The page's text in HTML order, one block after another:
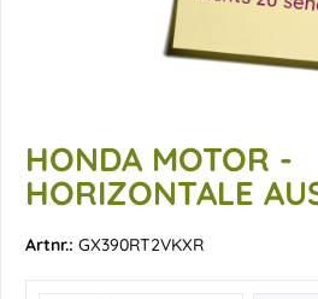
HONDA MOTOR -
HORIZONTALE
Artnr.: GX390RT2VKXR